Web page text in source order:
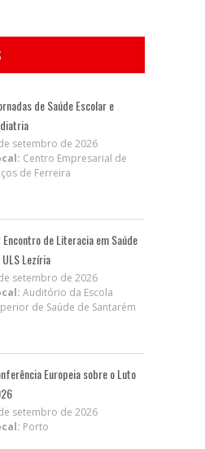
de Saúde Escolar e
setembro de 2026
Centro Empresarial de
de Ferreira
Encontro de Literacia em Saúde
ULS Lezíria
setembro de 2026
Auditório da Escola
de Saúde de Santarém
Europeia sobre o Luto
setembro de 2026
Porto